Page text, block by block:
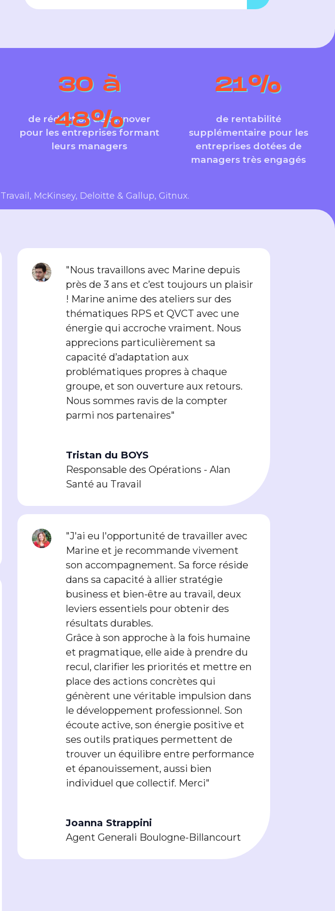
30 à
48%
de réduction de turnover
pour les entreprises formant
leurs managers
21%
de rentabilité
supplémentaire pour les
entreprises dotées de
managers très engagés
McKinsey, Deloitte & Gallup, Gitnux.
"Nous travaillons avec Marine depuis
près de 3 ans et c’est toujours un plaisir
! Marine anime des ateliers sur des
thématiques RPS et QVCT avec une
énergie qui accroche vraiment. Nous
apprecions particulièrement sa
capacité d’adaptation aux
problématiques propres à chaque
groupe, et son ouverture aux retours.
Nous sommes ravis de la compter
parmi nos partenaires"
Tristan du BOYS
Responsable des Opérations - Alan
Santé au Travail
"J'ai eu l'opportunité de travailler avec
Marine et je recommande vivement
son accompagnement. Sa force réside
dans sa capacité à allier stratégie
business et bien-être au travail, deux
leviers essentiels pour obtenir des
résultats durables.
Grâce à son approche à la fois humaine
et pragmatique, elle aide à prendre du
recul, clarifier les priorités et mettre en
place des actions concrètes qui
génèrent une véritable impulsion dans
le développement professionnel. Son
écoute active, son énergie positive et
ses outils pratiques permettent de
trouver un équilibre entre performance
et épanouissement, aussi bien
individuel que collectif. Merci"
Joanna Strappini
Agent Generali Boulogne-Billancourt